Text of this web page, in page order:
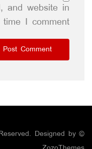
and website in
I comment.
© Copyrights 2019. All Rights Reserved. Designed by